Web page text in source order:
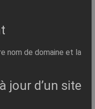
nom de domaine et la
jour d’un site